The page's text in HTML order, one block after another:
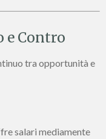
e Contro
tra opportunità e
salari mediamente